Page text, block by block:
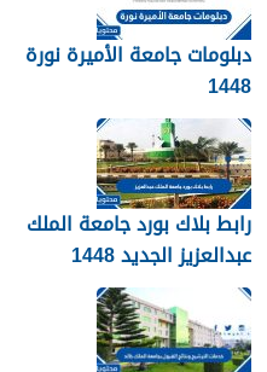
دبلومات جامعة الأميرة نورة
1448
رابط بلاك بورد جامعة الملك
عبدالعزيز الجديد 1448
blackboard kau